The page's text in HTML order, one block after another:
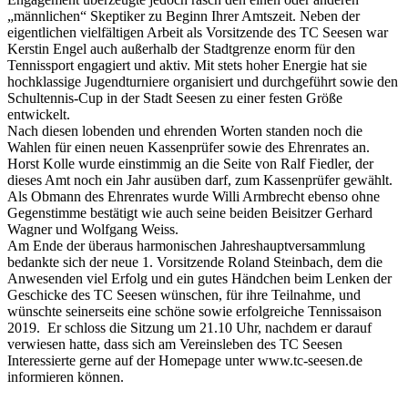
„männlichen“ Skeptiker zu Beginn Ihrer Amtszeit. Neben der
eigentlichen vielfältigen Arbeit als Vorsitzende des TC Seesen war
Kerstin Engel auch außerhalb der Stadtgrenze enorm für den
Tennissport engagiert und aktiv. Mit stets hoher Energie hat sie
hochklassige Jugendturniere organisiert und durchgeführt sowie den
Schultennis-Cup in der Stadt Seesen zu einer festen Größe
entwickelt.
Nach diesen lobenden und ehrenden Worten standen noch die
Wahlen für einen neuen Kassenprüfer sowie des Ehrenrates an.
Horst Kolle wurde einstimmig an die Seite von Ralf Fiedler, der
dieses Amt noch ein Jahr ausüben darf, zum Kassenprüfer gewählt.
Als Obmann des Ehrenrates wurde Willi Armbrecht ebenso ohne
Gegenstimme bestätigt wie auch seine beiden Beisitzer Gerhard
Wagner und Wolfgang Weiss.
Am Ende der überaus harmonischen Jahreshauptversammlung
bedankte sich der neue 1. Vorsitzende Roland Steinbach, dem die
Anwesenden viel Erfolg und ein gutes Händchen beim Lenken der
Geschicke des TC Seesen wünschen, für ihre Teilnahme, und
wünschte seinerseits eine schöne sowie erfolgreiche Tennissaison
2019. Er schloss die Sitzung um 21.10 Uhr, nachdem er darauf
verwiesen hatte, dass sich am Vereinsleben des TC Seesen
Interessierte gerne auf der Homepage unter www.tc-seesen.de
informieren können.